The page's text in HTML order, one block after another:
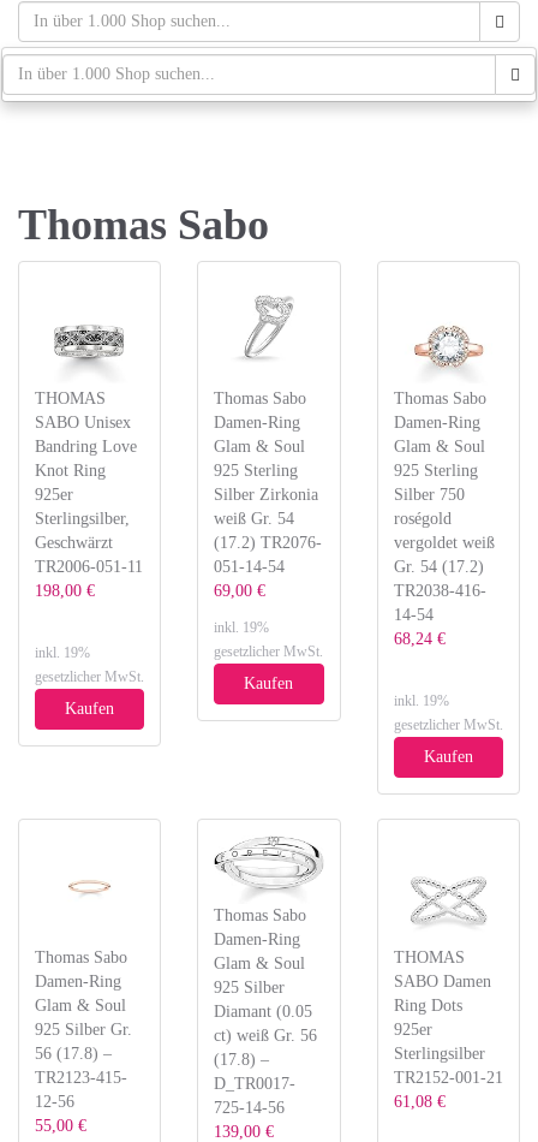
Skip
main
content
schaufenster.de
Thomas Sabo
THOMAS
SABO Unisex
Bandring Love
Knot Ring
925er
Sterlingsilber,
Geschwärzt
TR2006-051-11
198,00 €
inkl. 19%
gesetzlicher MwSt.
Kaufen
Thomas Sabo
Damen-Ring
Glam & Soul
925 Sterling
Silber Zirkonia
weiß Gr. 54
(17.2) TR2076-
051-14-54
69,00 €
inkl. 19%
gesetzlicher MwSt.
Kaufen
Thomas Sabo
Damen-Ring
Glam & Soul
925 Sterling
Silber 750
roségold
vergoldet weiß
Gr. 54 (17.2)
TR2038-416-
14-54
68,24 €
inkl. 19%
gesetzlicher MwSt.
Kaufen
Thomas Sabo
Damen-Ring
Glam & Soul
925 Silber Gr.
56 (17.8) –
TR2123-415-
12-56
55,00 €
Thomas Sabo
Damen-Ring
Glam & Soul
925 Silber
Diamant (0.05
ct) weiß Gr. 56
(17.8) –
D_TR0017-
725-14-56
139,00 €
THOMAS
SABO Damen
Ring Dots
925er
Sterlingsilber
TR2152-001-21
61,08 €